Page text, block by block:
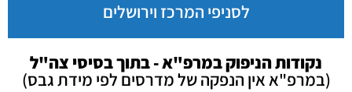
לסניפי המרכז וירושלים
נקודות הניפוק במרפ"א - בתוך בסיסי צה"ל
(במרפ"א אין הנפקה של מדרסים לפי מידת גבס)